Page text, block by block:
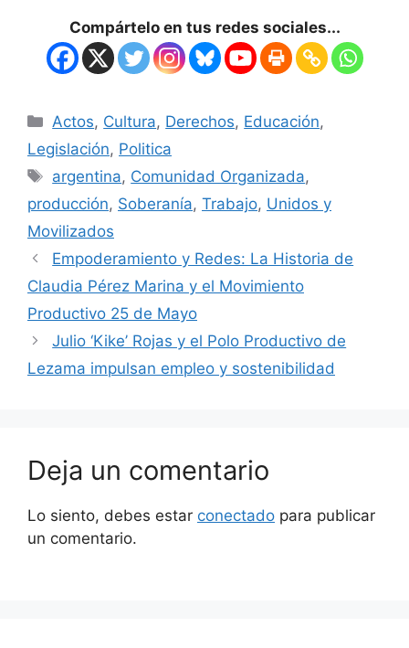
Compártelo en tus redes sociales...
Actos, Cultura, Derechos, Educación,
Legislación, Politica
argentina, Comunidad Organizada,
producción, Soberanía, Trabajo, Unidos y
Movilizados
Empoderamiento y Redes: La Historia de
Claudia Pérez Marina y el Movimiento
Productivo 25 de Mayo
Julio ‘Kike’ Rojas y el Polo Productivo de
Lezama impulsan empleo y sostenibilidad
Deja un comentario
Lo siento, debes estar conectado para publicar
un comentario.